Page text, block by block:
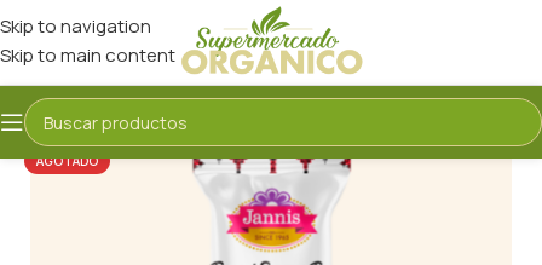
Skip to navigation
Skip to main content
AGOTADO